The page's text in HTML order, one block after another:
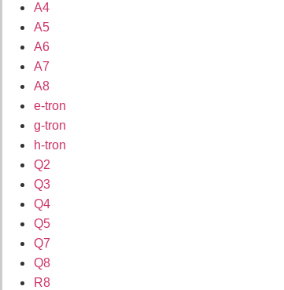
A4
A5
A6
A7
A8
e-tron
g-tron
h-tron
Q2
Q3
Q4
Q5
Q7
Q8
R8